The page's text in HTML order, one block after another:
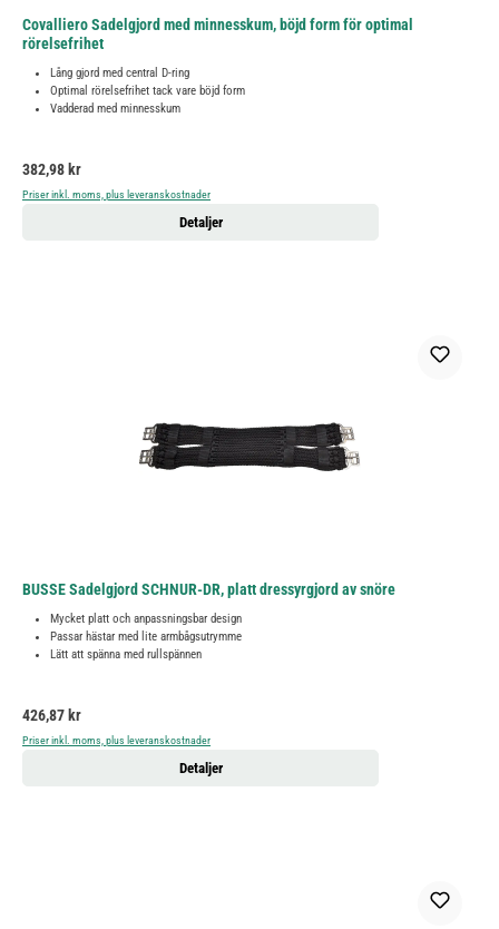
Covalliero Sadelgjord med minnesskum, böjd form för optimal
rörelsefrihet
Lång gjord med central D-ring
Optimal rörelsefrihet tack vare böjd form
Vadderad med minnesskum
Ordinarie pris:
382,98 kr
Priser inkl. moms, plus leveranskostnader
Detaljer
BUSSE Sadelgjord SCHNUR-DR, platt dressyrgjord av snöre
Mycket platt och anpassningsbar design
Passar hästar med lite armbågsutrymme
Lätt att spänna med rullspännen
Ordinarie pris:
426,87 kr
Priser inkl. moms, plus leveranskostnader
Detaljer